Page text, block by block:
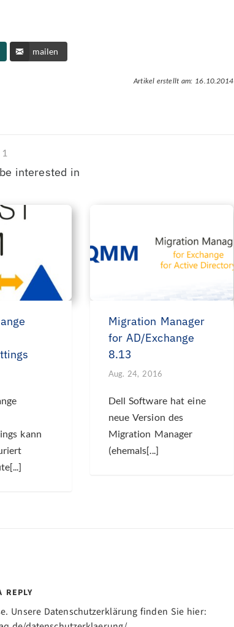
mailen
Artikel erstellt am: 16.10.2014
1
interested in
kann
Migration Manager
for AD/Exchange
8.13
Aug. 24, 2016
Dell Software hat eine
neue Version des
Migration Manager
(ehemals[...]
REPLY
Unsere Datenschutzerklärung finden Sie hier: